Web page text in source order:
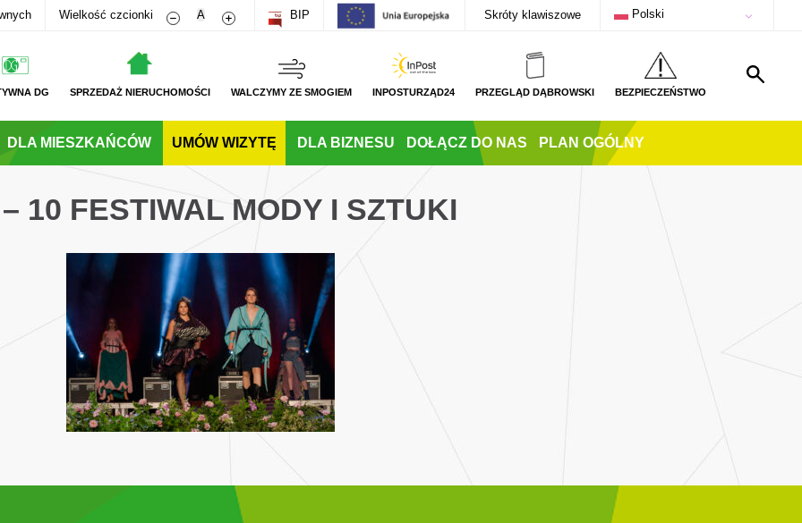
Wielkość czcionki Zmniejsz rozmiar czcionki
A Zwiększ rozmiar czcionki
BIP Skróty klawiszowe Polski
DG SPRZEDAŻ NIERUCHOMOŚCI WALCZYMY ZE SMOGIEM INPOSTURZĄD24 PRZEGLĄD DĄBROWSKI BEZPIECZEŃSTWO
DLA MIESZKAŃCÓW UMÓW WIZYTĘ DLA BIZNESU DOŁĄCZ DO NAS PLAN OGÓLNY
10 FESTIWAL MODY I SZTUKI